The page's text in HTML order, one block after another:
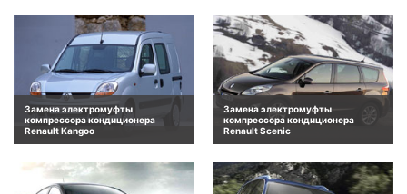
Замена электромуфты
компрессора кондиционера
Renault Kangoo
Замена электромуфты
компрессора кондиционера
Renault Scenic